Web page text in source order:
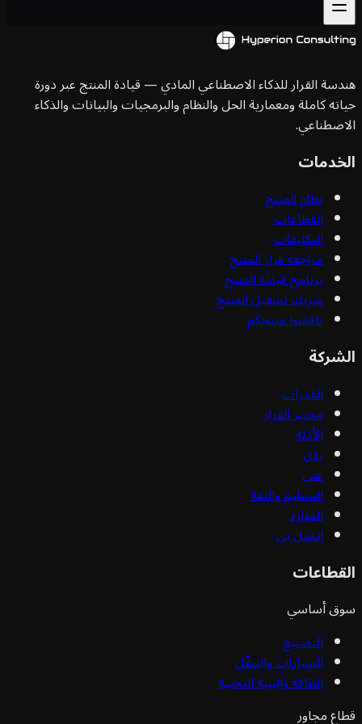
القرار للذكاء الاصطناعي المادي — قيادة المنتج عبر دورة
كاملة ومعمارية الحل والنظام والبرمجيات والبيانات والذكاء
نظام المنتج
القطاعات
التكليفات
مراجعة قرار المنتج
برنامج قيادة المنتج
شريك تشغيل المنتج
ناقشوا منتجكم
القدرات
مختبر القرار
الأدلة
رؤى
عني
التسليم والثقة
الموارد
اتصل بي
أساسي
التصنيع
السيارات والتنقّل
الطاقة والبنية التحتية
مجاور